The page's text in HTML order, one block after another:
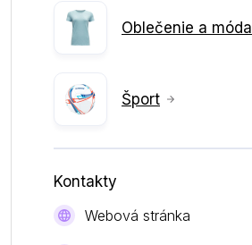
Oblečenie a móda
Šport
Kontakty
Webová stránka